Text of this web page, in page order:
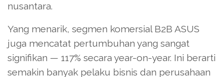
nusantara.
Yang menarik, segmen komersial B2B ASUS
juga mencatat pertumbuhan yang sangat
signifikan — 117% secara year-on-year. Ini berarti
semakin banyak pelaku bisnis dan perusahaan